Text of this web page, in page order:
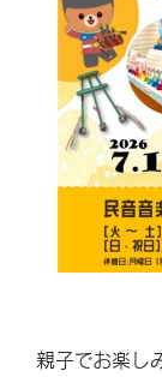
親子でお楽し